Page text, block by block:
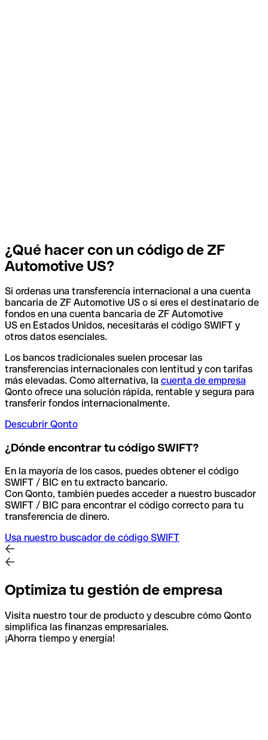
¿Qué hacer con un código de ZF
Automotive US?
Si ordenas una transferencia internacional a una cuenta
bancaria de ZF Automotive US o si eres el destinatario de
fondos en una cuenta bancaria de ZF Automotive
US en Estados Unidos, necesitarás el código SWIFT y
otros datos esenciales.
Los bancos tradicionales suelen procesar las
transferencias internacionales con lentitud y con tarifas
más elevadas. Como alternativa, la cuenta de empresa
Qonto ofrece una solución rápida, rentable y segura para
transferir fondos internacionalmente.
Descubrir Qonto
¿Dónde encontrar tu código SWIFT?
En la mayoría de los casos, puedes obtener el código
SWIFT / BIC en tu extracto bancario.
Con Qonto, también puedes acceder a nuestro buscador
SWIFT / BIC para encontrar el código correcto para tu
transferencia de dinero.
Usa nuestro buscador de código SWIFT
Optimiza tu gestión de empresa
Visita nuestro tour de producto y descubre cómo Qonto
simplifica las finanzas empresariales.
¡Ahorra tiempo y energía!